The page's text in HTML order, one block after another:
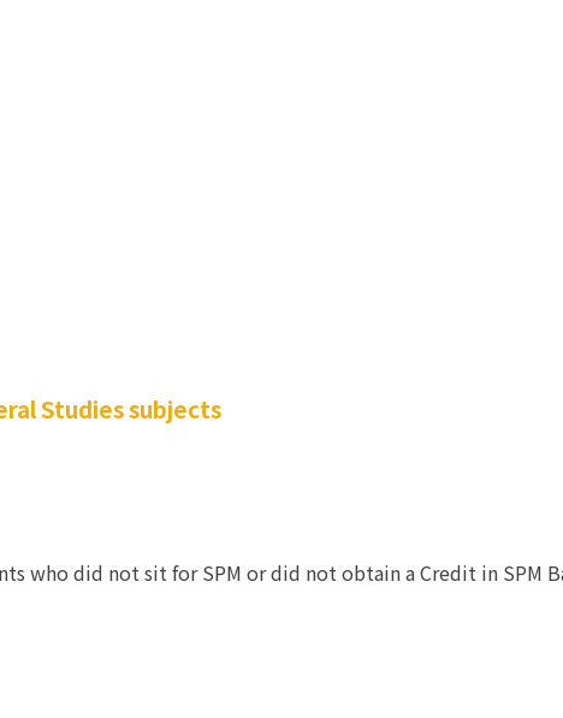
Studies subjects
who did not sit for SPM or did not obtain a Credit in SPM